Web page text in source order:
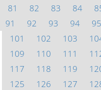
81
82 83 84
91
92 93 94 95
101
102 103
109
110 111
117
118 119
125
126 127